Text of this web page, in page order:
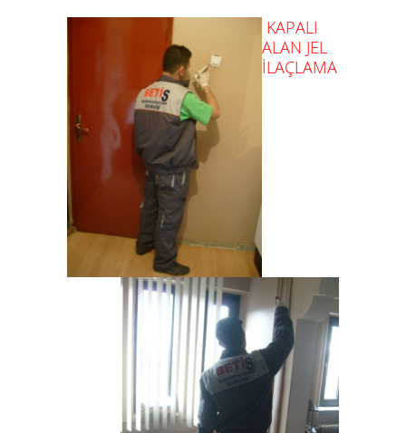
KAPALI
ALAN JEL
İLAÇLAMA